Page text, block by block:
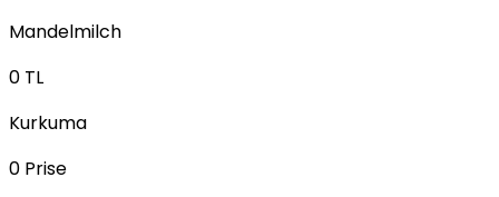
Mandelmilch
0 TL
Kurkuma
0 Prise